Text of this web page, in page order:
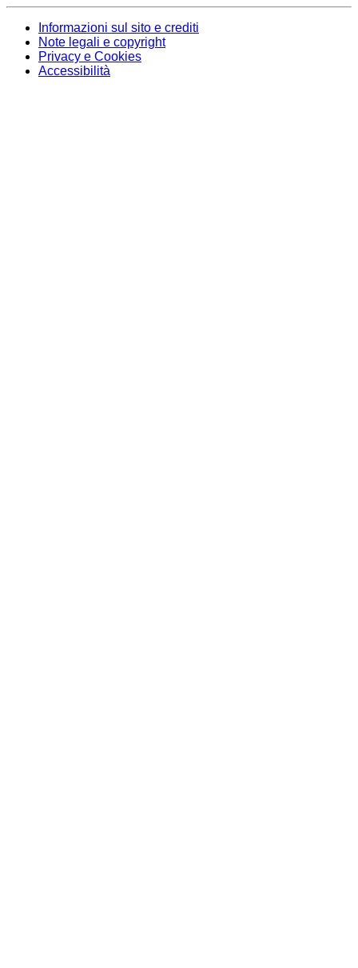
Informazioni sul sito e crediti
Note legali e copyright
Privacy e Cookies
Accessibilità